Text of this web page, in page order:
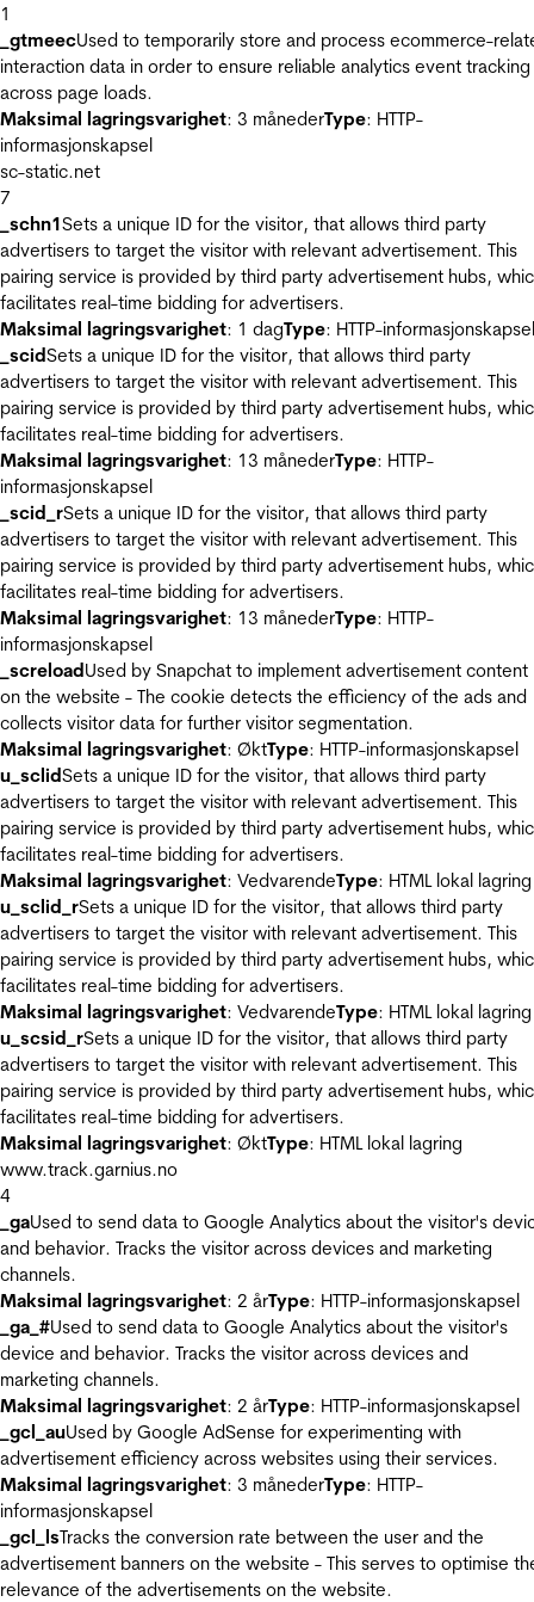
1
_gtmeecUsed to temporarily store and process ecommerce-
interaction data in order to ensure reliable analytics event tracking
across page loads.
Maksimal lagringsvarighet: 3 månederType: HTTP-
informasjonskapsel
sc-static.net
7
_schn1Sets a unique ID for the visitor, that allows third party
advertisers to target the visitor with relevant advertisement. This
pairing service is provided by third party advertisement hubs,
facilitates real-time bidding for advertisers.
Maksimal lagringsvarighet: 1 dagType: HTTP-informasjonskapsel
_scidSets a unique ID for the visitor, that allows third party
advertisers to target the visitor with relevant advertisement. This
pairing service is provided by third party advertisement hubs,
facilitates real-time bidding for advertisers.
Maksimal lagringsvarighet: 13 månederType: HTTP-
informasjonskapsel
_scid_rSets a unique ID for the visitor, that allows third party
advertisers to target the visitor with relevant advertisement. This
pairing service is provided by third party advertisement hubs,
facilitates real-time bidding for advertisers.
Maksimal lagringsvarighet: 13 månederType: HTTP-
informasjonskapsel
_screloadUsed by Snapchat to implement advertisement content
on the website - The cookie detects the efficiency of the ads and
collects visitor data for further visitor segmentation.
Maksimal lagringsvarighet: ØktType: HTTP-informasjonskapsel
u_sclidSets a unique ID for the visitor, that allows third party
advertisers to target the visitor with relevant advertisement. This
pairing service is provided by third party advertisement hubs,
facilitates real-time bidding for advertisers.
Maksimal lagringsvarighet: VedvarendeType: HTML lokal lagring
u_sclid_rSets a unique ID for the visitor, that allows third party
advertisers to target the visitor with relevant advertisement. This
pairing service is provided by third party advertisement hubs,
facilitates real-time bidding for advertisers.
Maksimal lagringsvarighet: VedvarendeType: HTML lokal lagring
u_scsid_rSets a unique ID for the visitor, that allows third party
advertisers to target the visitor with relevant advertisement. This
pairing service is provided by third party advertisement hubs,
facilitates real-time bidding for advertisers.
Maksimal lagringsvarighet: ØktType: HTML lokal lagring
www.track.garnius.no
4
_gaUsed to send data to Google Analytics about the visitor's
and behavior. Tracks the visitor across devices and marketing
channels.
Maksimal lagringsvarighet: 2 årType: HTTP-informasjonskapsel
_ga_#Used to send data to Google Analytics about the visitor's
device and behavior. Tracks the visitor across devices and
marketing channels.
Maksimal lagringsvarighet: 2 årType: HTTP-informasjonskapsel
_gcl_auUsed by Google AdSense for experimenting with
advertisement efficiency across websites using their services.
Maksimal lagringsvarighet: 3 månederType: HTTP-
informasjonskapsel
_gcl_lsTracks the conversion rate between the user and the
advertisement banners on the website - This serves to optimise
relevance of the advertisements on the website.